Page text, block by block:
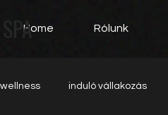
Home Rólunk
wellness induló vállakozás